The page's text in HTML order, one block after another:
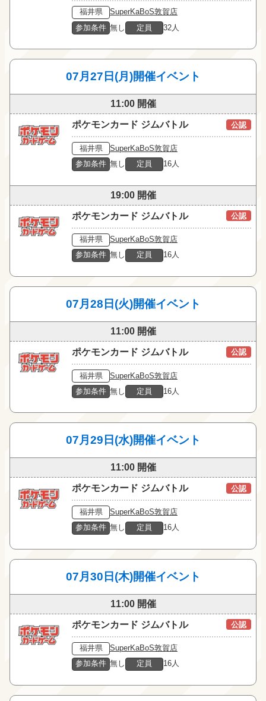
福井県
SuperKaBoS敦賀店
参加条件 無し 定員 32人
07月27日(月)開催イベント
11:00 開催
ポケモンカード ジムバトル 公認
福井県
SuperKaBoS敦賀店
参加条件 無し 定員 16人
19:00 開催
ポケモンカード ジムバトル 公認
福井県
SuperKaBoS敦賀店
参加条件 無し 定員 16人
07月28日(火)開催イベント
11:00 開催
ポケモンカード ジムバトル 公認
福井県
SuperKaBoS敦賀店
参加条件 無し 定員 16人
07月29日(水)開催イベント
11:00 開催
ポケモンカード ジムバトル 公認
福井県
SuperKaBoS敦賀店
参加条件 無し 定員 16人
07月30日(木)開催イベント
11:00 開催
ポケモンカード ジムバトル 公認
福井県
SuperKaBoS敦賀店
参加条件 無し 定員 16人